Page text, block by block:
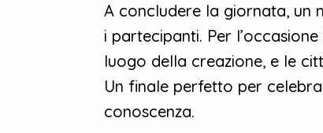
A concludere la giornata, un
i partecipanti. Per
luogo della creazione, e le
Un finale perfetto per
conoscenza.